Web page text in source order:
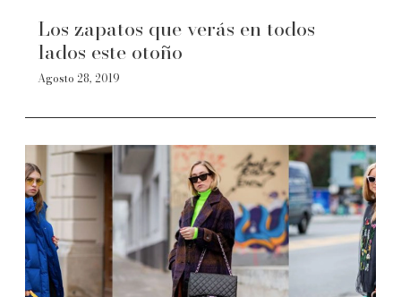
Los zapatos que verás en todos
lados este otoño
Agosto 28, 2019